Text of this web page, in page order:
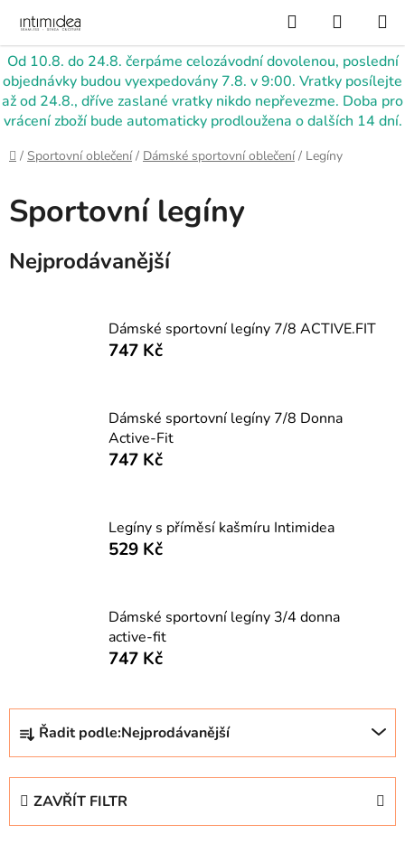
obsah
Od 10.8. do 24.8. čerpáme celozávodní dovolenou, poslední
objednávky budou vyexpedovány 7.8. v 9:00. Vratky posílejte
až od 24.8., dříve zaslané vratky nikdo nepřevezme. Doba pro
vrácení zboží bude automaticky prodloužena o dalších 14 dní.
Hledat
KOŠÍK
Domů
/ Sportovní oblečení / Dámské sportovní oblečení / Legíny
Sportovní legíny
Nejprodávanější
Dámské sportovní legíny 7/8 ACTIVE.FIT
747 Kč
Dámské sportovní legíny 7/8 Donna
Active-Fit
747 Kč
Legíny s příměsí kašmíru Intimidea
529 Kč
Dámské sportovní legíny 3/4 donna
active-fit
747 Kč
Ř
z
Řadit podle:Nejprodávanější
ZAVŘÍT FILTR